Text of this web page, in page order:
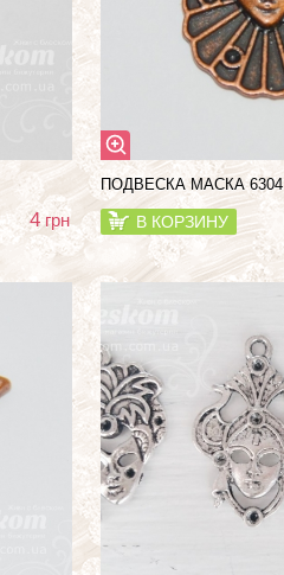
4грн
ПОДВЕСКА МАСКА 6304
В КОРЗИНУ